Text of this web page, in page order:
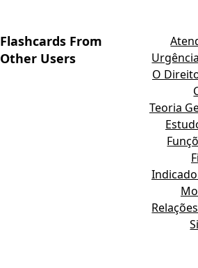
Flashcards From
Other Users
O
Teoria